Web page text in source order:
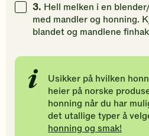
3. Hell melken i en
med mandler og honning.
blandet og mandlene
Usikker på hvilken
heier på norske
honning når du har
det utallige typer å
honning og smak!